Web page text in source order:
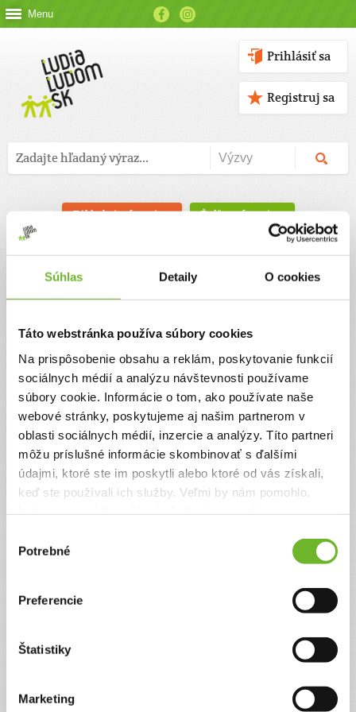
Súhlas Detaily O cookies
Táto webstránka používa súbory cookies
Na prispôsobenie obsahu a reklám, poskytovanie funkcií
sociálnych médií a analýzu návštevnosti používame
súbory cookie. Informácie o tom, ako používate naše
webové stránky, poskytujeme aj našim partnerom v
oblasti sociálnych médií, inzercie a analýzy. Títo partneri
môžu príslušné informácie skombinovať s ďalšími
údajmi, ktoré ste im poskytli alebo ktoré od vás získali,
keď ste používali ich služby. Veľmi by nám pomohlo,
súhlasu
Potrebné
Preferencie
Štatistiky
Marketing
Menu
Prihlásiť sa
Registruj sa
Základné informácie Ďalšie informácie
Michaela Kordová
Michaela Kordová
Moje výzvy(1)
Delfinoterapia pre